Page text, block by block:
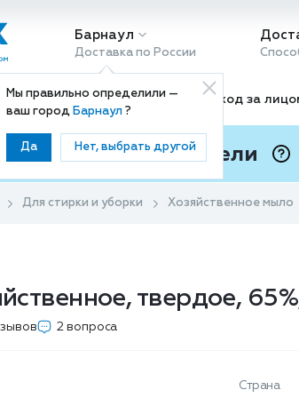
Барнаул
Доставка по России
Мы правильно определили —
ваш город Барнаул?
Да Нет, выбрать другой
Декоративная косметика Уход за
ваши с Подели
Для стирки и уборки Хозяйственное мыло
твердое,
2 вопроса
Страна